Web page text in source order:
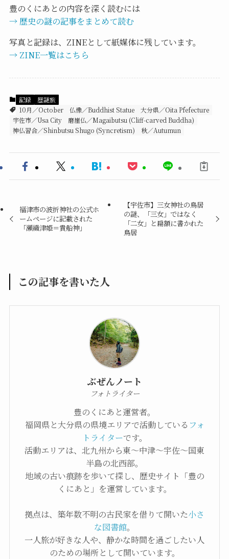
豊のくにあとの内容を深く読むには
→ 歴史の謎の記事をまとめて読む
写真と記録は、ZINEとして紙媒体に残しています。
→ ZINE一覧はこちら
記録
歴謎旅
10月／October
仏像／Buddhist Statue
大分県／Oita Pfefecture
宇佐市／Usa City
磨崖仏／Magaibutsu (Cliff-carved Buddha)
神仏習合／Shinbutsu Shugo (Syncretism)
秋／Autumun
福津市の波折神社の公式ホ
ームページに記載された
「瀬織津姫＝貴船神」
【宇佐市】三女神社の鳥居
の謎、「三女」ではなく
「二女」と扁額に書かれた
鳥居
この記事を書いた人
ぶぜんノート
フォトライター
豊のくにあと運営者。
福岡県と大分県の県境エリアで活動している フォ
トライターです。
活動エリアは、北九州から東〜中津〜宇佐〜国東
半島の北西部。
地域の古い痕跡を歩いて探し、歴史サイト「豊の
くにあと」を運営しています。
拠点は、築年数不明の古民家を借りて開いた小さ
な図書館。
一人旅が好きな人や、静かな時間を過ごしたい人
のための場所として開いています。